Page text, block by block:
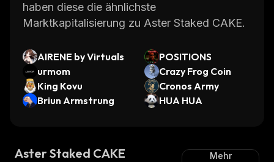
haben diese die ähnlichste
Marktkapitalisierung zu Aster Staked CAKE.
AIRENE by Virtuals
POSITIONS
urmom
Crazy Frog Coin
King Kovu
Cronos Army
Briun Armstrung
HUA HUA
Aster Staked CAKE
Mehr